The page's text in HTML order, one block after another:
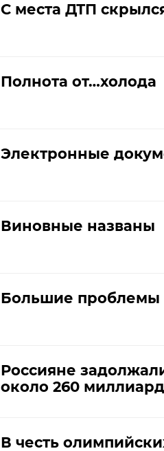
С места ДТП
Полнота от…холода
Электронные
Виновные названы
Большие проблемы
Россияне
около 260
В честь